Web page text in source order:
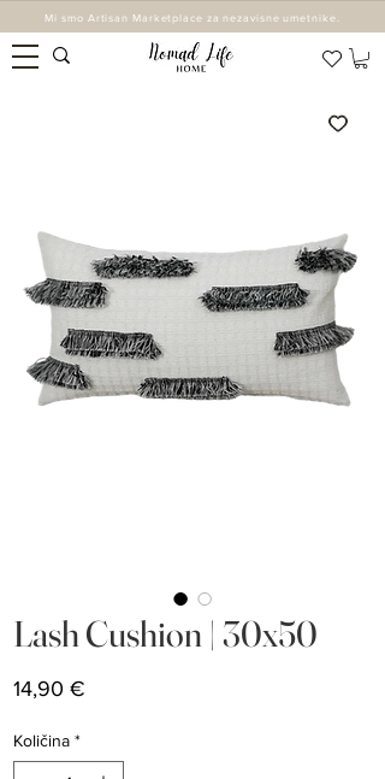
Mi smo Artisan Marketplace za nezavisne umetnike.
Lash Cushion | 30x50
14,90 €
Količina *